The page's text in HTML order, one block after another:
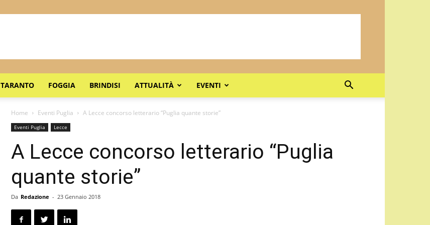
TARANTO FOGGIA BRINDISI ATTUALITÀ EVENTI
Home Eventi Puglia A Lecce concorso letterario “Puglia quante storie”
Eventi Puglia Lecce
A Lecce concorso letterario “Puglia
quante storie”
Da Redazione - 23 Gennaio 2018